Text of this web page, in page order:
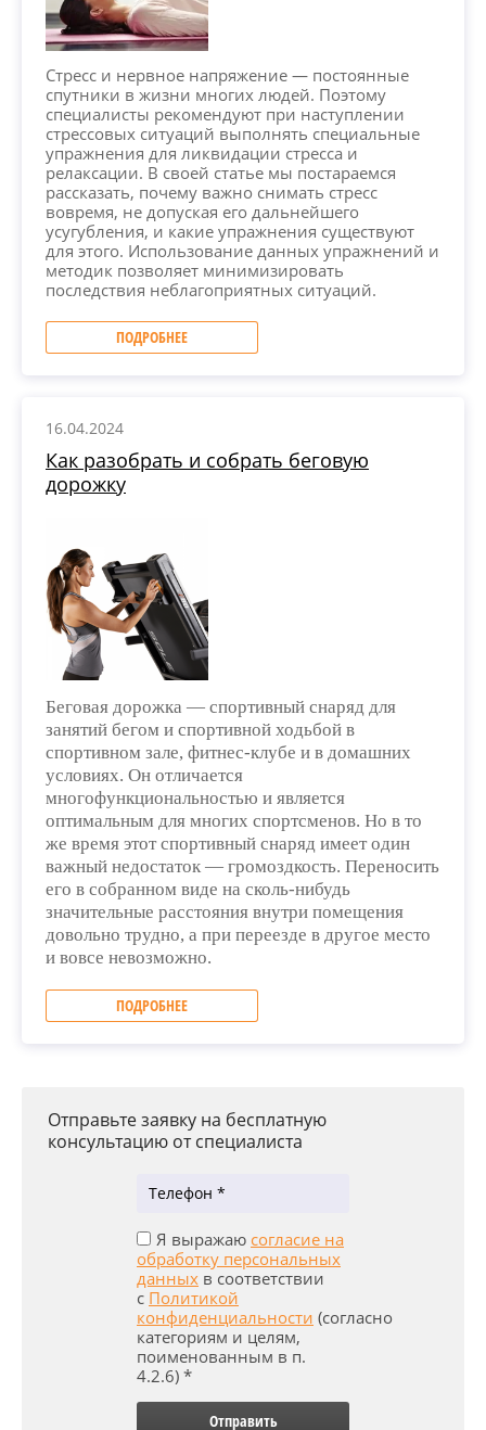
Стресс и нервное напряжение — постоянные
спутники в жизни многих людей. Поэтому
специалисты рекомендуют при наступлении
стрессовых ситуаций выполнять специальные
упражнения для ликвидации стресса и
релаксации. В своей статье мы постараемся
рассказать, почему важно снимать стресс
вовремя, не допуская его дальнейшего
усугубления, и какие упражнения существуют
для этого. Использование данных упражнений и
методик позволяет минимизировать
последствия неблагоприятных ситуаций.
ПОДРОБНЕЕ
16.04.2024
Как разобрать и собрать беговую
дорожку
Беговая дорожка — спортивный снаряд для
занятий бегом и спортивной ходьбой в
спортивном зале, фитнес-клубе и в домашних
условиях. Он отличается
многофункциональностью и является
оптимальным для многих спортсменов. Но в то
же время этот спортивный снаряд имеет один
важный недостаток — громоздкость. Переносить
его в собранном виде на сколь-нибудь
значительные расстояния внутри помещения
довольно трудно, а при переезде в другое место
и вовсе невозможно.
ПОДРОБНЕЕ
Отправьте заявку на бесплатную
консультацию от специалиста
Я выражаю согласие на
обработку персональных
данных в соответствии
с Политикой
конфиденциальности (согласно
категориям и целям,
поименованным в п.
4.2.6) *
Отправить